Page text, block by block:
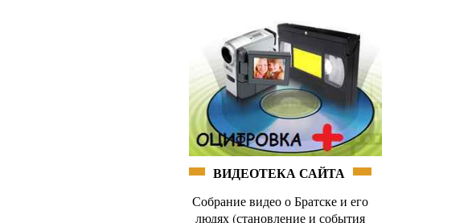
ВИДЕОТЕКА САЙТА
Собрание видео о Братске и его
людях (становление и события